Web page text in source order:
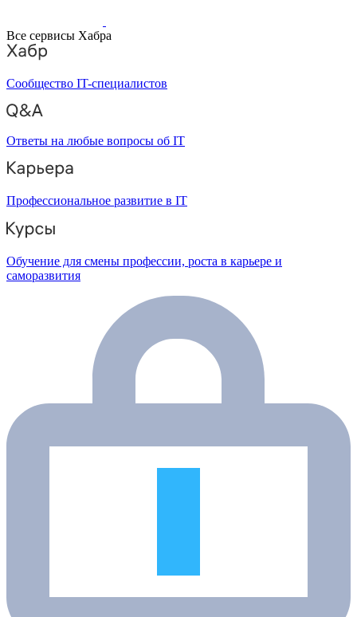
Все сервисы Хабра
Сообщество IT-специалистов
Ответы на любые вопросы об IT
Профессиональное развитие в IT
Обучение для смены профессии, роста в карьере и
саморазвития